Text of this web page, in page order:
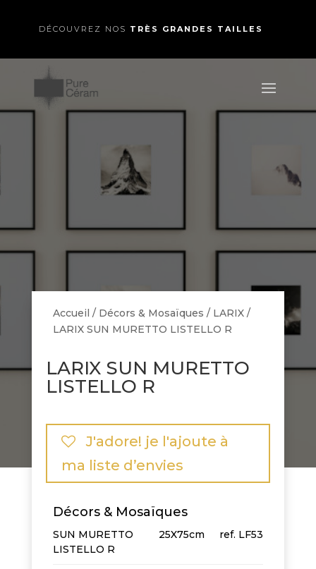
DÉCOUVREZ NOS TRÈS GRANDES TAILLES
Accueil / Décors & Mosaïques / LARIX/
LARIX SUN MURETTO LISTELLO R
LARIX SUN MURETTO
LISTELLO R
J'adore! je l'ajoute à
ma liste d’envies
Décors & Mosaïques
SUN MURETTO
LISTELLO R
25X75cm LF53